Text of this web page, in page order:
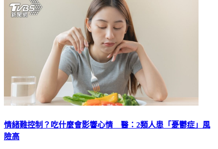
情緒難控制？吃什麼會影響心情 醫：2類人患「憂鬱症」風
險高